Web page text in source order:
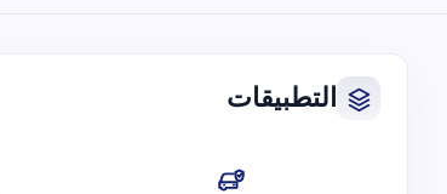
التطبيقات